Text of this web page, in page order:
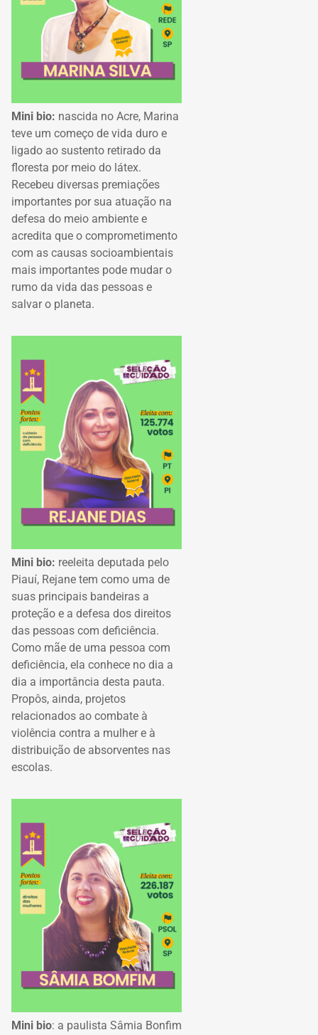
Mini bio: nascida no Acre, Marina
teve um começo de vida duro e
ligado ao sustento retirado da
floresta por meio do látex.
Recebeu diversas premiações
importantes por sua atuação na
defesa do meio ambiente e
acredita que o comprometimento
com as causas socioambientais
mais importantes pode mudar o
rumo da vida das pessoas e
salvar o planeta.
Mini bio: reeleita deputada pelo
Piauí, Rejane tem como uma de
suas principais bandeiras a
proteção e a defesa dos direitos
das pessoas com deficiência.
Como mãe de uma pessoa com
deficiência, ela conhece no dia a
dia a importância desta pauta.
Propôs, ainda, projetos
relacionados ao combate à
violência contra a mulher e à
distribuição de absorventes nas
escolas.
Mini bio: a paulista Sâmia Bonfim